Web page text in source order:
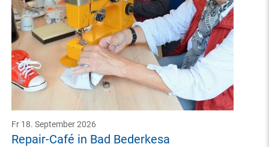
Repair-Café in Bad Bederkesa
Fr 18. September 2026